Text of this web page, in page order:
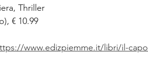
Thriller
€ 10.99
www.edizpiemme.it/libri/il-